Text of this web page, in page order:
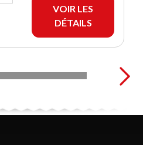
VOIR LES
DÉTAILS